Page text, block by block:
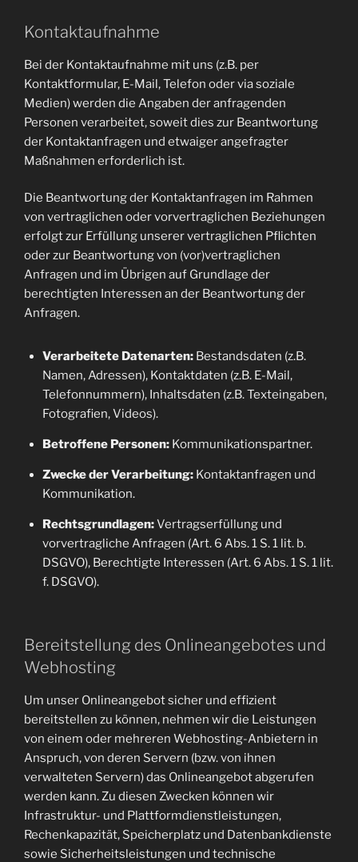
Kontaktaufnahme
Bei der Kontaktaufnahme mit uns (z.B. per
Kontaktformular, E-Mail, Telefon oder via soziale
Medien) werden die Angaben der anfragenden
Personen verarbeitet, soweit dies zur Beantwortung
der Kontaktanfragen und etwaiger angefragter
Maßnahmen erforderlich ist.
Die Beantwortung der Kontaktanfragen im Rahmen
von vertraglichen oder vorvertraglichen Beziehungen
erfolgt zur Erfüllung unserer vertraglichen Pflichten
oder zur Beantwortung von (vor)vertraglichen
Anfragen und im Übrigen auf Grundlage der
berechtigten Interessen an der Beantwortung der
Anfragen.
Verarbeitete Datenarten:Bestandsdaten (z.B.
Namen, Adressen), Kontaktdaten (z.B. E-Mail,
Telefonnummern), Inhaltsdaten (z.B. Texteingaben,
Fotografien, Videos).
Betroffene Personen:Kommunikationspartner.
Zwecke der Verarbeitung:Kontaktanfragen und
Kommunikation.
Rechtsgrundlagen:Vertragserfüllung und
vorvertragliche Anfragen (Art. 6 Abs. 1 S. 1 lit. b.
DSGVO), Berechtigte Interessen (Art. 6 Abs. 1 S. 1 lit.
f. DSGVO).
Bereitstellung des Onlineangebotes und
Webhosting
Um unser Onlineangebot sicher und effizient
bereitstellen zu können, nehmen wir die Leistungen
von einem oder mehreren Webhosting-Anbietern in
Anspruch, von deren Servern (bzw. von ihnen
verwalteten Servern) das Onlineangebot abgerufen
werden kann. Zu diesen Zwecken können wir
Infrastruktur- und Plattformdienstleistungen,
Rechenkapazität, Speicherplatz und Datenbankdienste
sowie Sicherheitsleistungen und technische